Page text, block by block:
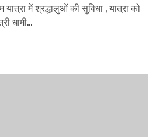
यात्रा में श्रद्धालुओं की सुविधा , यात्रा को
धामी...